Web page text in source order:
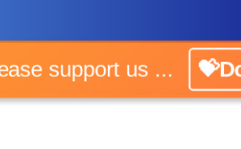
support us ...